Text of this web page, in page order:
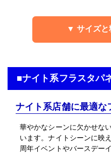
▼ サイズ
■ナイト系フラスタパ
ナイト系店舗に最適な
華やかなシーンに欠かせな
います。ナイトシーンに映
周年イベントやバースデー